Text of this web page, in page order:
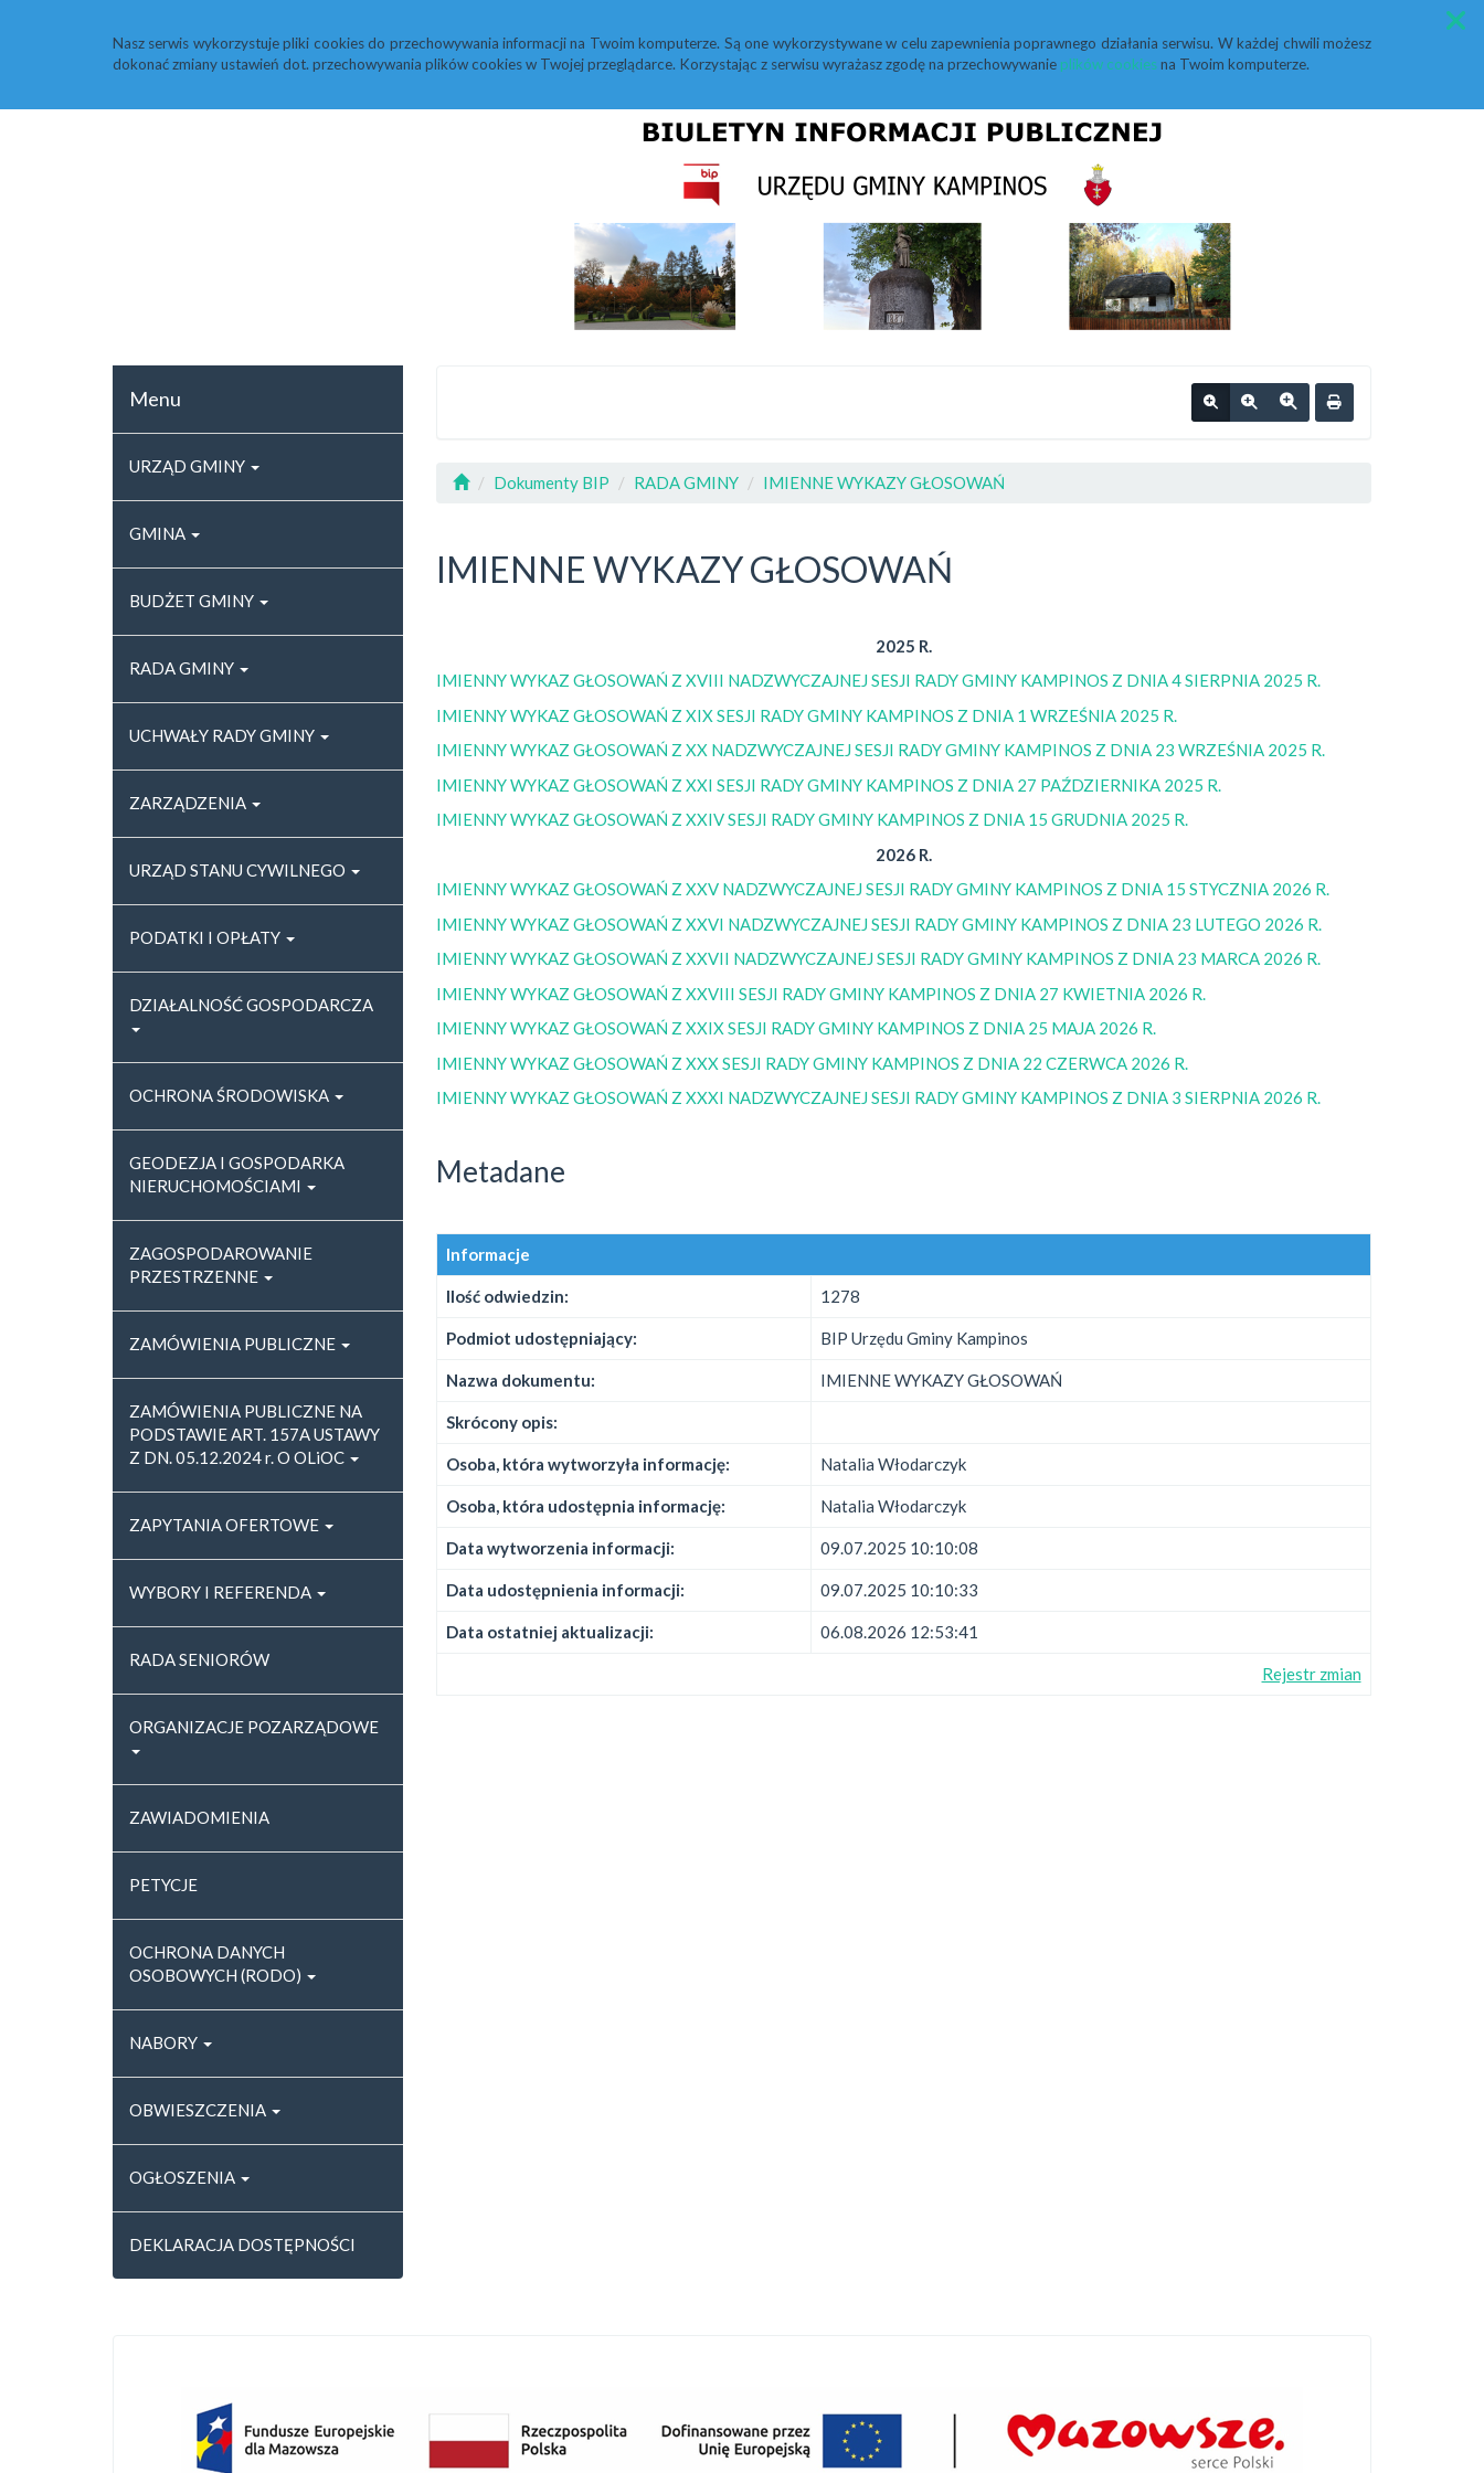
Nasz serwis wykorzystuje pliki cookies do przechowywania informacji na Twoim komputerze. Są one wykorzystywane w celu zapewnienia poprawnego działania serwisu. W każdej chwili możesz
dokonać zmiany ustawień dot. przechowywania plików cookies w Twojej przeglądarce. Korzystając z serwisu wyrażasz zgodę na przechowywanie plików cookiesna Twoim komputerze.
Przycisk wyszukaj duży
Menu
URZĄD GMINY
GMINA
BUDŻET GMINY
RADA GMINY
UCHWAŁY RADY GMINY
ZARZĄDZENIA
URZĄD STANU CYWILNEGO
PODATKI I OPŁATY
DZIAŁALNOŚĆ GOSPODARCZA
OCHRONA ŚRODOWISKA
GEODEZJA I GOSPODARKA
NIERUCHOMOŚCIAMI
ZAGOSPODAROWANIE
PRZESTRZENNE
ZAMÓWIENIA PUBLICZNE
ZAMÓWIENIA PUBLICZNE NA
PODSTAWIE ART. 157A USTAWY
Z DN. 05.12.2024 r. O OLiOC
ZAPYTANIA OFERTOWE
WYBORY I REFERENDA
RADA SENIORÓW
ORGANIZACJE POZARZĄDOWE
ZAWIADOMIENIA
PETYCJE
OCHRONA DANYCH
OSOBOWYCH (RODO)
NABORY
OBWIESZCZENIA
OGŁOSZENIA
DEKLARACJA DOSTĘPNOŚCI
Dokumenty BIP RADA GMINY IMIENNE WYKAZY GŁOSOWAŃ
IMIENNE WYKAZY GŁOSOWAŃ
2025 R.
IMIENNY WYKAZ GŁOSOWAŃ Z XVIII NADZWYCZAJNEJ SESJI RADY GMINY KAMPINOS Z DNIA 4 SIERPNIA 2025 R.
IMIENNY WYKAZ GŁOSOWAŃ Z XIX SESJI RADY GMINY KAMPINOS Z DNIA 1 WRZEŚNIA 2025 R.
IMIENNY WYKAZ GŁOSOWAŃ Z XX NADZWYCZAJNEJ SESJI RADY GMINY KAMPINOS Z DNIA 23 WRZEŚNIA 2025 R.
IMIENNY WYKAZ GŁOSOWAŃ Z XXI SESJI RADY GMINY KAMPINOS Z DNIA 27 PAŹDZIERNIKA 2025 R.
IMIENNY WYKAZ GŁOSOWAŃ Z XXIV SESJI RADY GMINY KAMPINOS Z DNIA 15 GRUDNIA 2025 R.
2026 R.
IMIENNY WYKAZ GŁOSOWAŃ Z XXV NADZWYCZAJNEJ SESJI RADY GMINY KAMPINOS Z DNIA 15 STYCZNIA 2026 R.
IMIENNY WYKAZ GŁOSOWAŃ Z XXVI NADZWYCZAJNEJ SESJI RADY GMINY KAMPINOS Z DNIA 23 LUTEGO 2026 R.
IMIENNY WYKAZ GŁOSOWAŃ Z XXVII NADZWYCZAJNEJ SESJI RADY GMINY KAMPINOS Z DNIA 23 MARCA 2026 R.
IMIENNY WYKAZ GŁOSOWAŃ Z XXVIII SESJI RADY GMINY KAMPINOS Z DNIA 27 KWIETNIA 2026 R.
IMIENNY WYKAZ GŁOSOWAŃ Z XXIX SESJI RADY GMINY KAMPINOS Z DNIA 25 MAJA 2026 R.
IMIENNY WYKAZ GŁOSOWAŃ Z XXX SESJI RADY GMINY KAMPINOS Z DNIA 22 CZERWCA 2026 R.
IMIENNY WYKAZ GŁOSOWAŃ Z XXXI NADZWYCZAJNEJ SESJI RADY GMINY KAMPINOS Z DNIA 3 SIERPNIA 2026 R.
Metadane
Informacje
Ilość odwiedzin: 1278
Podmiot udostępniający: BIP Urzędu Gminy Kampinos
Nazwa dokumentu: IMIENNE WYKAZY GŁOSOWAŃ
Skrócony opis:
Osoba, która wytworzyła informację: Natalia Włodarczyk
Osoba, która udostępnia informację: Natalia Włodarczyk
Data wytworzenia informacji: 09.07.2025 10:10:08
Data udostępnienia informacji: 09.07.2025 10:10:33
Data ostatniej aktualizacji: 06.08.2026 12:53:41
Rejestr zmian